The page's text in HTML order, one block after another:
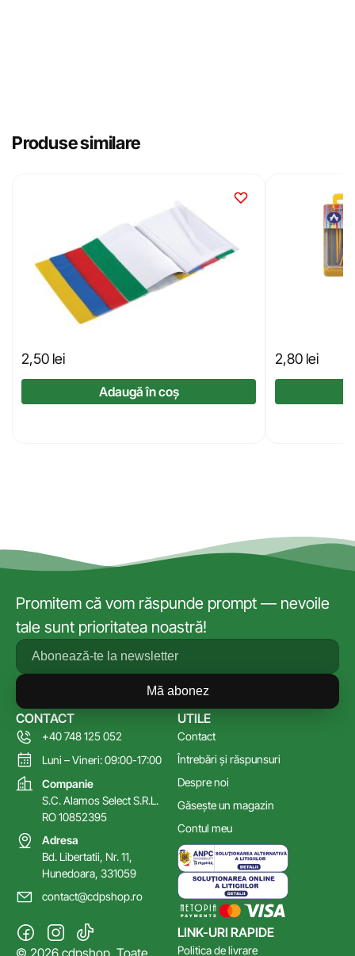
Produse similare
2,50 lei
Adaugă în coș
2,80 lei
Promitem că vom răspunde prompt — nevoile
tale sunt prioritatea noastră!
Mă abonez
LINK-URI RAPIDE
Politica de livrare
UTILE
Contact
Întrebări și răspunsuri
Despre noi
Găsește un magazin
Contul meu
CONTACT
+40 748 125 052
Luni – Vineri: 09:00-17:00
Companie
S.C. Alamos Select S.R.L.
RO 10852395
Adresa
Bd. Libertatii, Nr. 11,
Hunedoara, 331059
contact@cdpshop.ro